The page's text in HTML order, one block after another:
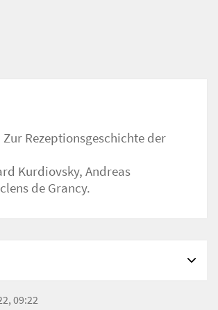
de Grancy.
09:22